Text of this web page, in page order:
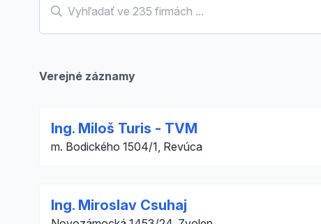
Verejné záznamy
Ing. Miloš Turis - TVM
m. Bodického 1504/1, Revúca
Ing. Miroslav Csuhaj